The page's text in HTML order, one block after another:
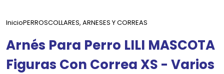
InicioPERROSCOLLARES, ARNESES Y CORREAS
Arnés Para Perro LILI MASCOTA
Figuras Con Correa XS - Varios